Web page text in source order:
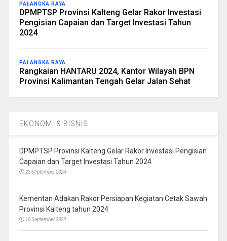
PALANGKA RAYA
DPMPTSP Provinsi Kalteng Gelar Rakor Investasi
Pengisian Capaian dan Target Investasi Tahun
2024
PALANGKA RAYA
Rangkaian HANTARU 2024, Kantor Wilayah BPN
Provinsi Kalimantan Tengah Gelar Jalan Sehat
EKONOMI & BISNIS
DPMPTSP Provinsi Kalteng Gelar Rakor Investasi Pengisian
Capaian dan Target Investasi Tahun 2024
23 September 2024
Kementan Adakan Rakor Persiapan Kegiatan Cetak Sawah
Provinsi Kalteng tahun 2024
18 September 2024